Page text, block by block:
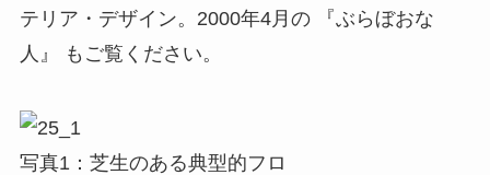
テリア・デザイン。2000年4月の 『ぶらぼおな
人』 もご覧ください。
写真1：芝生のある典型的フロ